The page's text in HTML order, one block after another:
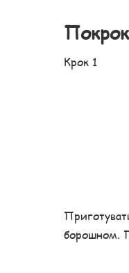
Крок 1
борошном.